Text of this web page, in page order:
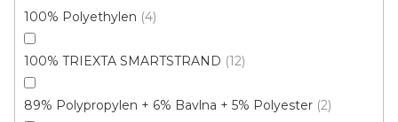
100% Polyethylen 4
100% TRIEXTA SMARTSTRAND 12
89% Polypropylen + 6% Bavlna + 5% Polyester 2